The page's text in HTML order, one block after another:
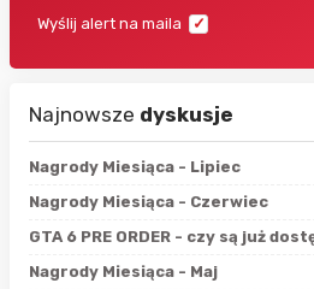
Wyślij alert na maila
Najnowsze dyskusje
Nagrody Miesiąca - Lipiec
Nagrody Miesiąca - Czerwiec
GTA 6 PRE ORDER - czy są już
Nagrody Miesiąca - Maj